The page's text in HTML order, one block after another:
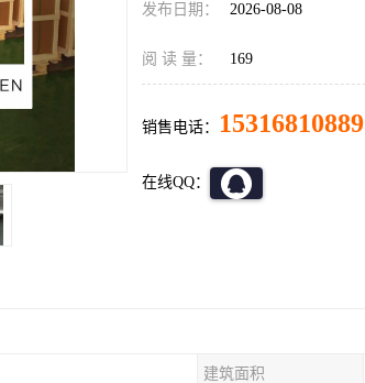
发布日期： 2026-08-08
阅 读 量： 169
销售电话： 15316810889
在线QQ：
建筑面积